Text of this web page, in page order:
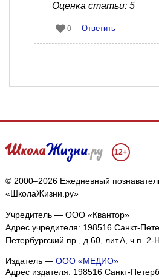
Оценка статьи: 5
0 Ответить
12+
© 2000–2026 Ежедневный
«ШколаЖизни.ру»
Учредитель — ООО «Квантор»
Адрес учредителя: 198516 Санкт-
Петербургский пр., д.60, лит.А, ч.п.
Издатель — ООО «МЕДИО»
Адрес издателя: 198516 Санкт-